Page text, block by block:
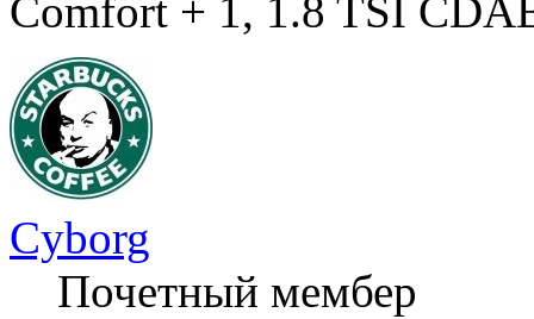
Comfort + 1, 1.8 TSI
Cyborg
Почетный мембер